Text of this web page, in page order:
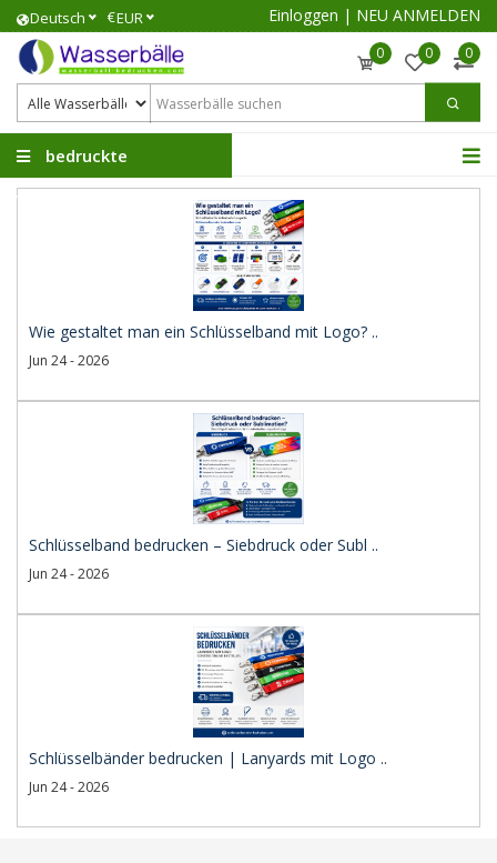
Deutsch €EUR Einloggen | NEU ANMELDEN
0 0 0
bedruckte
Wasserbälle
Wie gestaltet man ein Schlüsselband mit Logo? ..
Jun 24 - 2026
Schlüsselband bedrucken – Siebdruck oder Subl ..
Jun 24 - 2026
Schlüsselbänder bedrucken | Lanyards mit Logo ..
Jun 24 - 2026